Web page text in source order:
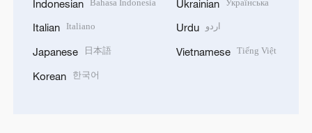
Indonesian
Italian Italiano
Japanese 日本語
Korean 한국어
Ukrainian
Urdu اردو
Vietnamese Tiếng Việt